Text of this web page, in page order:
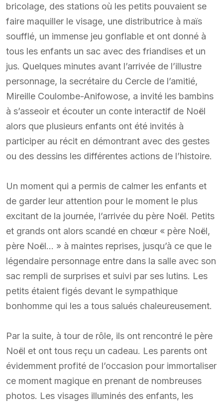
bricolage, des stations où les petits pouvaient se
faire maquiller le visage, une distributrice à maïs
soufflé, un immense jeu gonflable et ont donné à
tous les enfants un sac avec des friandises et un
jus. Quelques minutes avant l’arrivée de l’illustre
personnage, la secrétaire du Cercle de l’amitié,
Mireille Coulombe-Anifowose, a invité les bambins
à s’asseoir et écouter un conte interactif de Noël
alors que plusieurs enfants ont été invités à
participer au récit en démontrant avec des gestes
ou des dessins les différentes actions de l’histoire.
Un moment qui a permis de calmer les enfants et
de garder leur attention pour le moment le plus
excitant de la journée, l’arrivée du père Noël. Petits
et grands ont alors scandé en chœur « père Noël,
père Noël… » à maintes reprises, jusqu’à ce que le
légendaire personnage entre dans la salle avec son
sac rempli de surprises et suivi par ses lutins. Les
petits étaient figés devant le sympathique
bonhomme qui les a tous salués chaleureusement.
Par la suite, à tour de rôle, ils ont rencontré le père
Noël et ont tous reçu un cadeau. Les parents ont
évidemment profité de l’occasion pour immortaliser
ce moment magique en prenant de nombreuses
photos. Les visages illuminés des enfants, les